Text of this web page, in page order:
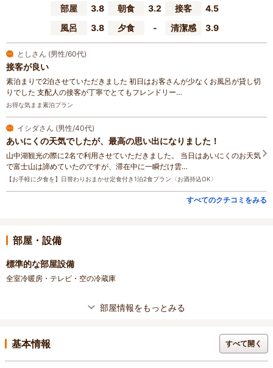
部屋
3.8 朝食 3.2 接客
4.5
風呂
3.8 夕食 - 清潔感 3.9
としさん (男性/60代)
接客が良い
素泊まりで2泊させていただきました 初日はお客さんが少なくお風呂が貸し切
りでした 支配人の接客が丁寧でとてもフレンドリー…
お得な気まま素泊プラン
イシダさん (男性/40代)
あいにくの天気でしたが、最高の思い出になりました！
山中湖観光の際に2名で利用させていただきました。 当日はあいにくのお天気
で富士山は諦めていたのですが、滞在中に一瞬だけ雲…
【お手軽に夕食を】日替わりおまかせ定食付き1泊2食プラン〈お酒持込OK〉
すべてのクチコミをみる
部屋・設備
標準的な部屋設備
全室冷暖房・テレビ・空の冷蔵庫
部屋情報をもっとみる
基本情報 すべて開く